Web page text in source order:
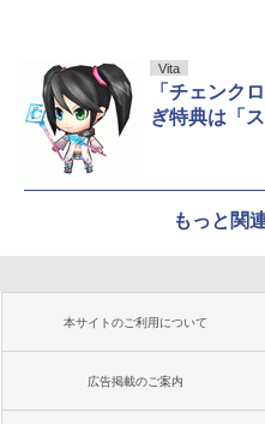
Vita
「チェンク
ぎ特典は「
もっと関
本サイトのご利用について
広告掲載のご案内